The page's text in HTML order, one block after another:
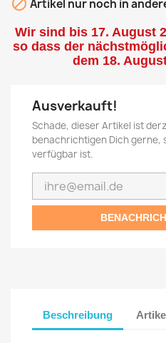
Artikel nur noch in
Wir sind bis 17. August
so dass der
dem 18.
Ausverkauft!
Schade, dieser Artikel ist
benachrichtigen Dich gerne,
verfügbar ist.
Beschreibung